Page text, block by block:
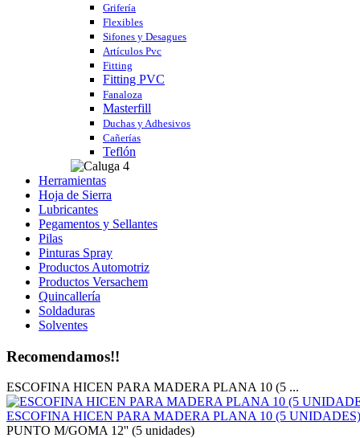
Grifería
Flexibles
Sifones y Desagues
Artículos Pvc
Fitting
Fitting PVC
Fanaloza
Masterfill
Duchas y Adhesivos
Cañerías
Teflón
Herramientas
Hoja de Sierra
Lubricantes
Pegamentos y Sellantes
Pilas
Pinturas Spray
Productos Automotriz
Productos Versachem
Quincallería
Soldaduras
Solventes
Recomendamos!!
ESCOFINA HICEN PARA MADERA PLANA 10 (5 ...
ESCOFINA HICEN PARA MADERA PLANA 10 (5 UNIDADES)
PUNTO M/GOMA 12'' (5 unidades)